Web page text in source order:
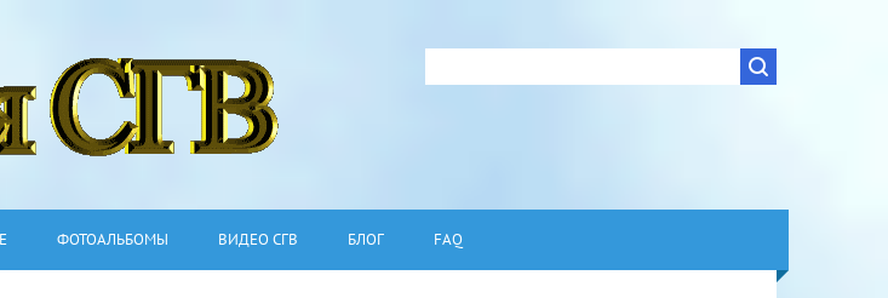
ФОТОАЛЬБОМЫ ВИДЕО СГВ БЛОГ FAQ